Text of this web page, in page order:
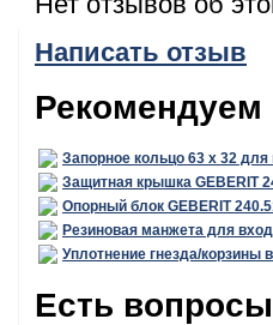
Написать отзыв
Рекомендуем
Запорное кольцо 63 х 32
Защитная крышка GEBERIT
Опорный блок GEBERIT
Резиновая манжета для
Уплотнение гнезда/корзины
Есть